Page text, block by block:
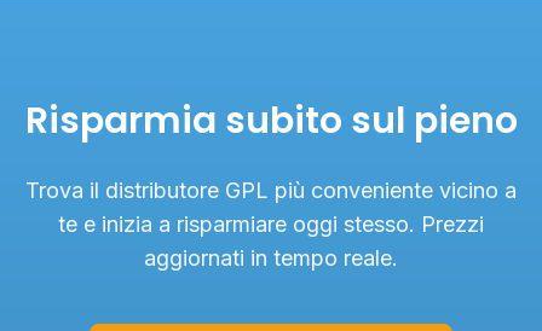
Risparmia subito sul pieno
Trova il distributore GPL più conveniente vicino a
te e inizia a risparmiare oggi stesso. Prezzi
aggiornati in tempo reale.